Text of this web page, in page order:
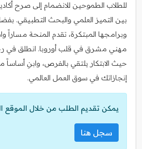
للطلاب الطموحين للانضمام إلى صرح
بين التميز العلمي والبحث التطبيقي.
وبرامجها المبتكرة، تقدم المنحة
مهني مشرق في قلب أوروبا. انطلق في
حيث الابتكار يلتقي بالفرص، وابنِ أساساً
إنجازاتك في سوق العمل العالمي.
يمكن تقديم الطلب من خلال الموقع
سجل هنا